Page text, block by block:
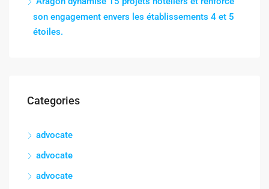
son engagement envers les établissements 4 et 5
étoiles.
Categories
advocate
advocate
advocate